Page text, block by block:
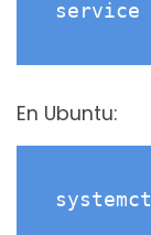
service
En Ubuntu: